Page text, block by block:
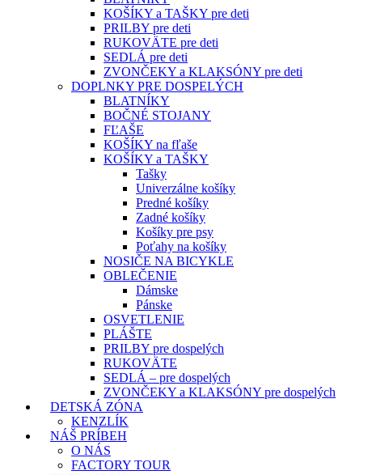
KOŠÍKY a TAŠKY pre deti
PRILBY pre deti
RUKOVÄTE pre deti
SEDLÁ pre deti
ZVONČEKY a KLAKSÓNY pre deti
DOPLNKY PRE DOSPELÝCH
BLATNÍKY
BOČNÉ STOJANY
FĽAŠE
KOŠÍKY na fľaše
KOŠÍKY a TAŠKY
Tašky
Univerzálne košíky
Predné košíky
Zadné košíky
Košíky pre psy
Poťahy na košíky
NOSIČE NA BICYKLE
OBLEČENIE
Dámske
Pánske
OSVETLENIE
PLÁŠTE
PRILBY pre dospelých
RUKOVÄTE
SEDLÁ – pre dospelých
ZVONČEKY a KLAKSÓNY pre dospelých
DETSKÁ ZÓNA
KENZLÍK
NÁŠ PRÍBEH
O NÁS
FACTORY TOUR